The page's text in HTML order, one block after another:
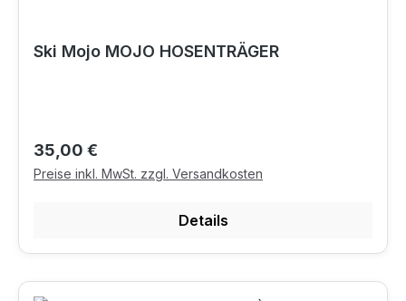
Ski Mojo MOJO HOSENTRÄGER
Regulärer Preis:
35,00 €
Preise inkl. MwSt. zzgl. Versandkosten
Details